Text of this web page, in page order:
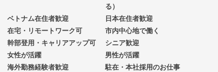
る）
ベトナム在住者歓迎
日本在住者歓迎
在宅・リモートワーク可
市内中心地で働く
幹部登用・キャリアアップ可
シニア歓迎
女性が活躍
男性が活躍
海外勤務経験者歓迎
駐在・本社採用のお仕事